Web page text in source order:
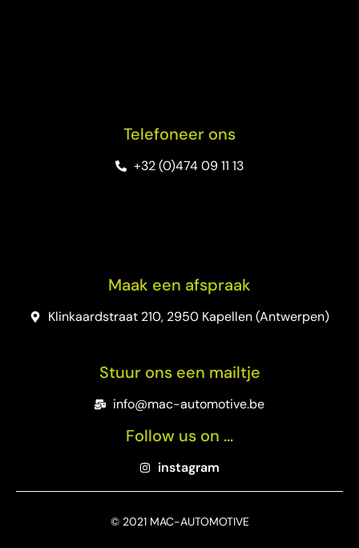
Telefoneer ons
+32 (0)474 09 11 13
Maak een afspraak
Klinkaardstraat 210, 2950 Kapellen (Antwerpen)
Stuur ons een mailtje
info@mac-automotive.be
Follow us on ...
instagram
© 2021 MAC-AUTOMOTIVE